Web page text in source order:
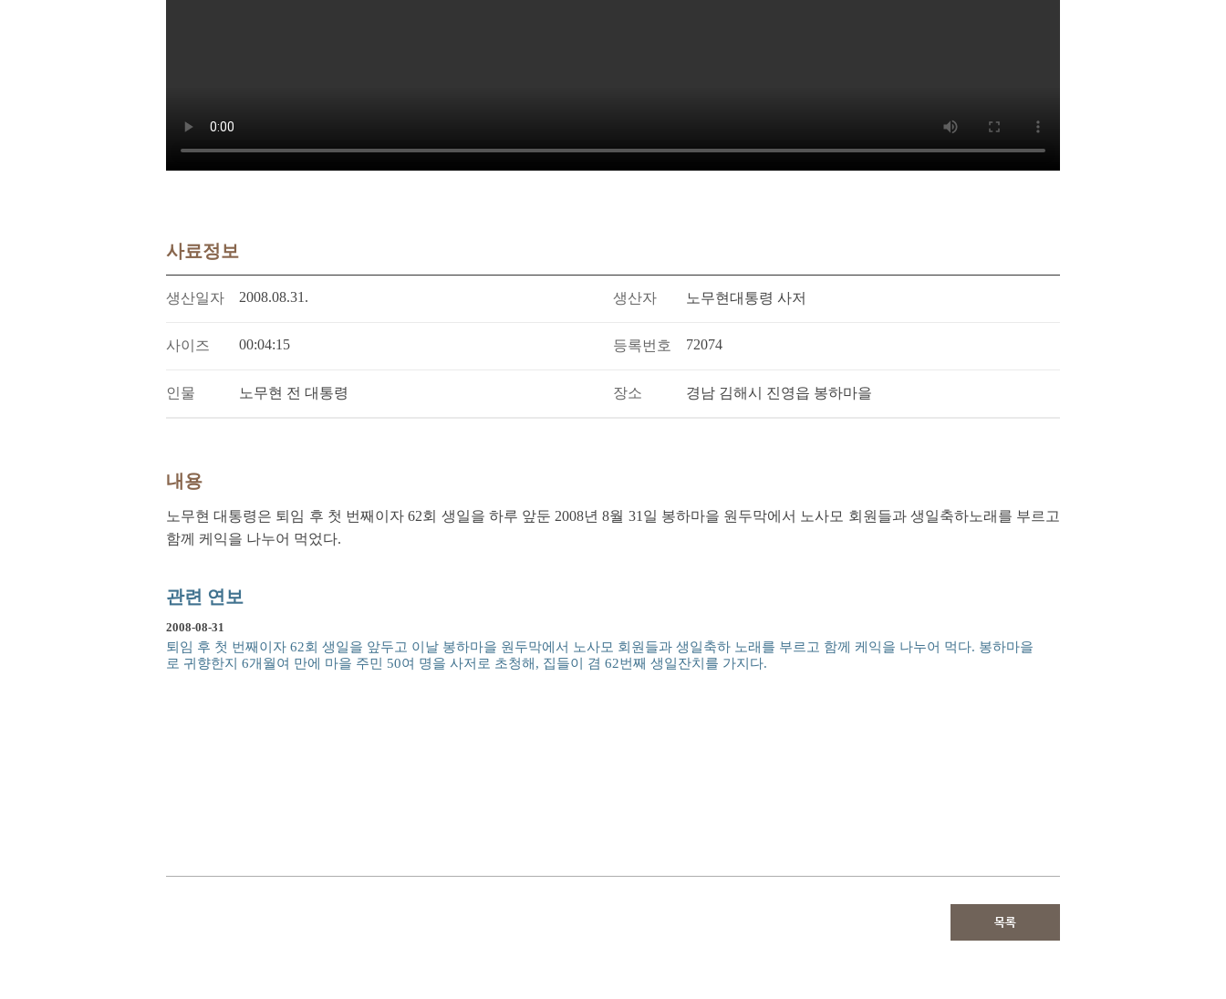
사료정보
생산일자 2008.08.31. 생산자 노무현대통령 사저
사이즈 00:04:15 등록번호 72074
인물 노무현 전 대통령 장소 경남 김해시 진영읍 봉하마을
내용
노무현 대통령은 퇴임 후 첫 번째이자 62회 생일을 하루 앞둔 2008년 8월 31일 봉하마을 원두막에서 노사모 회원들과 생일축하노래를 부르고
함께 케익을 나누어 먹었다.
관련 연보
2008-08-31
퇴임 후 첫 번째이자 62회 생일을 앞두고 이날 봉하마을 원두막에서 노사모 회원들과 생일축하 노래를 부르고 함께 케익을 나누어 먹다. 봉하마을
로 귀향한지 6개월여 만에 마을 주민 50여 명을 사저로 초청해, 집들이 겸 62번째 생일잔치를 가지다.
목록